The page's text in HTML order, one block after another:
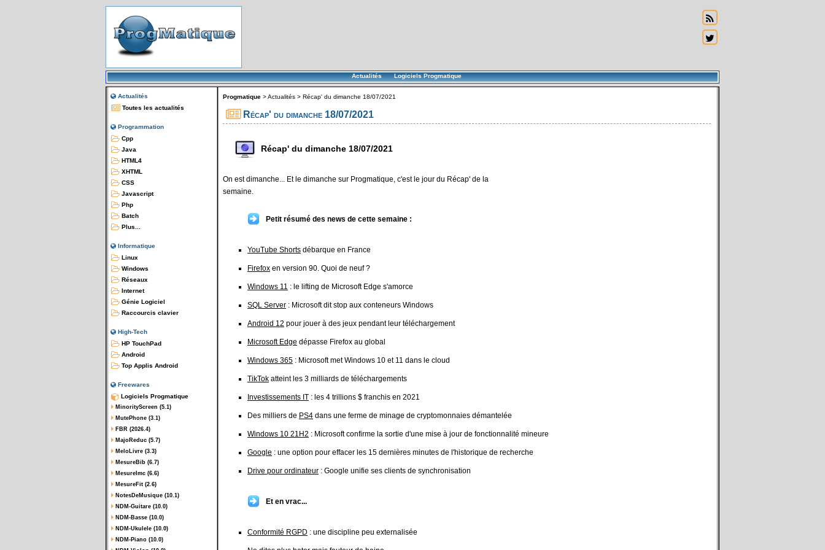
Actualités Logiciels Progmatique
Actualités
Toutes les actualités
Programmation
Cpp
Java
HTML4
XHTML
CSS
Javascript
Php
Batch
Plus...
Informatique
Linux
Windows
Réseaux
Internet
Génie Logiciel
Raccourcis clavier
High-Tech
HP TouchPad
Android
Top Applis Android
Freewares
Logiciels Progmatique
MinorityScreen (5.1)
MutePhone (3.1)
FBR (2026.4)
MajoReduc (5.7)
MeloLivre (3.3)
MesureBib (6.7)
MesureImc (6.6)
MesureFit (2.6)
NotesDeMusique (10.1)
NDM-Guitare (10.0)
NDM-Basse (10.0)
NDM-Ukulele (10.0)
NDM-Piano (10.0)
Progmatique >Actualités > Récap' du dimanche 18/07/2021
Récap' du dimanche 18/07/2021
Récap' du dimanche 18/07/2021
On est dimanche... Et le dimanche sur Progmatique, c'est le jour du Récap' de la
semaine.
Petit résumé des news de cette semaine :
YouTube Shorts débarque en France
Firefox en version 90. Quoi de neuf ?
Windows 11 : le lifting de Microsoft Edge s'amorce
SQL Server : Microsoft dit stop aux conteneurs Windows
Android 12 pour jouer à des jeux pendant leur téléchargement
Microsoft Edge dépasse Firefox au global
Windows 365 : Microsoft met Windows 10 et 11 dans le cloud
TikTok atteint les 3 milliards de téléchargements
Investissements IT : les 4 trillions $ franchis en 2021
Des milliers de PS4 dans une ferme de minage de cryptomonnaies démantelée
Windows 10 21H2 : Microsoft confirme la sortie d'une mise à jour de fonctionnalité mineure
Google : une option pour effacer les 15 dernières minutes de l'historique de recherche
Drive pour ordinateur : Google unifie ses clients de synchronisation
Et en vrac...
Conformité RGPD : une discipline peu externalisée